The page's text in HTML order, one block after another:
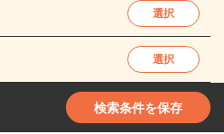
選択
選択
検索条件を保存